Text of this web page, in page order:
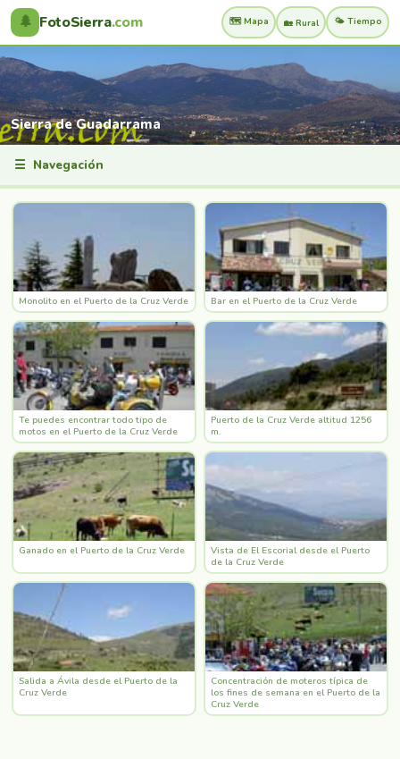
🌲 FotoSierra.com 🗺️ Mapa 🏡 Rural 🌤️ Tiempo
Sierra de Guadarrama
☰ Navegación
Monolito en el Puerto de la Cruz Verde Bar en el Puerto de la Cruz Verde
Te puedes encontrar todo tipo de
motos en el Puerto de la Cruz Verde
Puerto de la Cruz Verde altitud 1256
m.
Ganado en el Puerto de la Cruz Verde
Vista de El Escorial desde el Puerto
de la Cruz Verde
Salida a Ávila desde el Puerto de la
Cruz Verde
Concentración de moteros típica de
los fines de semana en el Puerto de la
Cruz Verde